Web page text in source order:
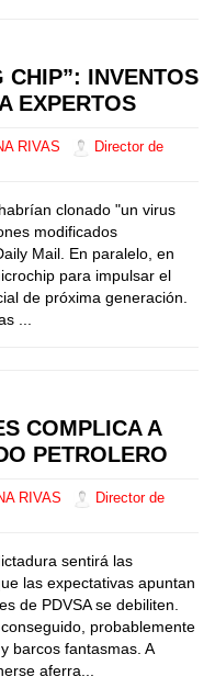
CHIP”: INVENTOS
EXPERTOS
RIVAS
Director de
clonado "un virus
modificados
Mail. En paralelo, en
para impulsar el
de próxima generación.
...
COMPLICA A
PETROLERO
RIVAS
Director de
sentirá las
las expectativas apuntan
de PDVSA se debiliten.
probablemente
barcos fantasmas. A
aferra...